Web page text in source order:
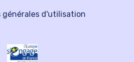
générales d'utilisation